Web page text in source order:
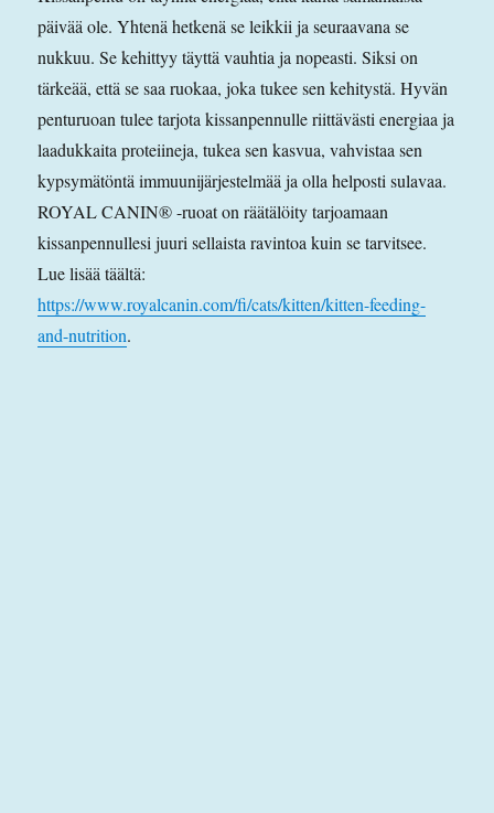
päivää ole. Yhtenä hetkenä se leikkii ja seuraavana se
nukkuu. Se kehittyy täyttä vauhtia ja nopeasti. Siksi on
tärkeää, että se saa ruokaa, joka tukee sen kehitystä. Hyvän
penturuoan tulee tarjota kissanpennulle riittävästi energiaa ja
laadukkaita proteiineja, tukea sen kasvua, vahvistaa sen
kypsymätöntä immuunijärjestelmää ja olla helposti sulavaa.
ROYAL CANIN® -ruoat on räätälöity tarjoamaan
kissanpennullesi juuri sellaista ravintoa kuin se tarvitsee.
Lue lisää täältä:
https://www.royalcanin.com/fi/cats/kitten/kitten-feeding-
and-nutrition.